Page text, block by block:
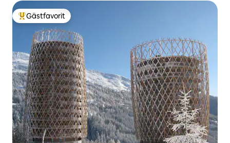
Populär gästfavorit
Gästfavorit